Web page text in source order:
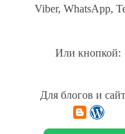
Viber, WhatsApp,
Или кнопкой:
Для блогов и